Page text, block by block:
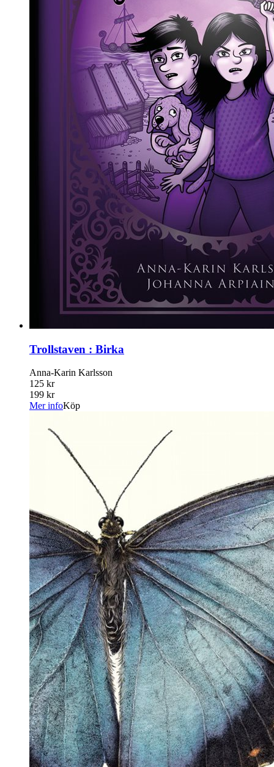
Trollstaven : Birka
Anna-Karin Karlsson
125 kr
199 kr
Mer infoKöp